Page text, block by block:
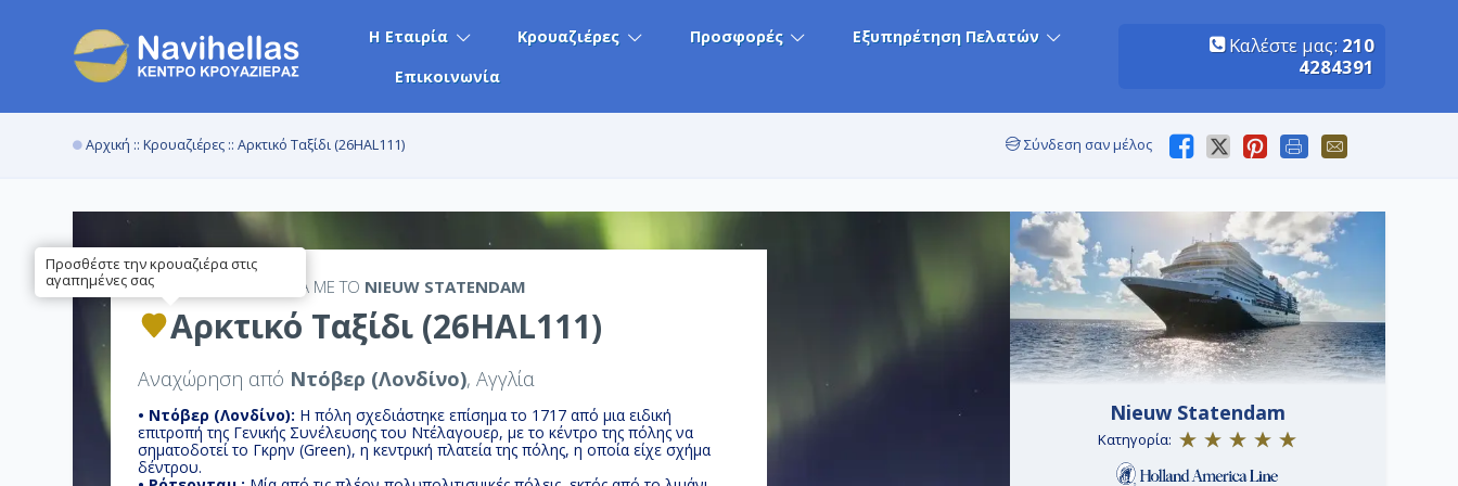
Η Εταιρία Κρουαζιέρες Προσφορές
Εξυπηρέτηση Πελατών
Επικοινωνία
Καλέστε μας: 210
4284391
Αρχική ::Κρουαζιέρες :: Αρκτικό Ταξίδι (26HAL111) Σύνδεση σαν μέλος
15ΉΜΕΡΗ ΚΡΟΥΑΖΙΕΡΑ ΜΕ ΤΟ NIEUW STATENDAM
Αρκτικό Ταξίδι (26HAL111)
Αναχώρηση από Ντόβερ (Λονδίνο), Αγγλία
• Ντόβερ (Λονδίνο): Η πόλη σχεδιάστηκε επίσημα το 1717 από μια ειδική
επιτροπή της Γενικής Συνέλευσης του Ντέλαγουερ, με το κέντρο της πόλης να
σηματοδοτεί το Γκρην (Green), η κεντρική πλατεία της πόλης, η οποία είχε σχήμα
δέντρου.
Nieuw Statendam
Κατηγορία:
Προσθέστε την κρουαζιέρα στις
αγαπημένες σας